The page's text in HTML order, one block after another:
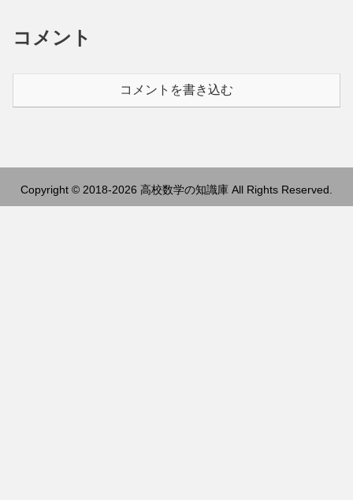
コメント
コメントを書き込む
Copyright © 2018-2026 高校数学の知識庫 All Rights Reserved.